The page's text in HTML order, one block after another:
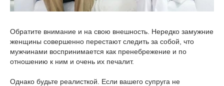
Обратите внимание и на свою внешность. Нередко замужние
женщины совершенно перестают следить за собой, что
мужчинами воспринимается как пренебрежение и по
отношению к ним и очень их печалит.
Однако будьте реалисткой. Если вашего супруга не